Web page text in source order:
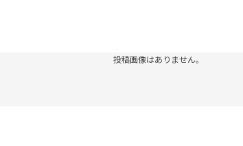
投稿画像はありません。